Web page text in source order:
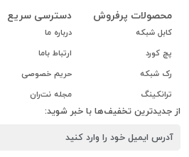
محصولات پرفروش
کابل شبکه
پچ کورد
رک شبکه
ترانکینگ
دسترسی سریع
درباره ما
ارتباط باما
حریم خصوصی
مجله نت‌ران
از جدیدترین تخفیف‌ها با خبر شوید: